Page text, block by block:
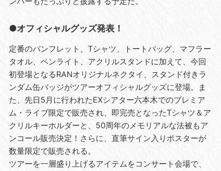
●オフィシャルグッズ発表！
定番のパンフレット、Tシャツ、トートバッグ、マフラー
タオル、ペンライト、アクリルスタンドに加えて、今回
初登場となるRANオリジナルネクタイ、スタンド付きラ
ンダム缶バッジがツアーオフィシャルグッズに登場。ま
た、先日5月に行われたEXシアター六本木でのプレミア
ム・ライブ限定で販売され、即完売となったTシャツ＆ア
クリルキーホルダーと、50周年のメモリアルな法被もア
ンコール販売決定！さらに、直筆サイン入りポスターが
数量限定で販売される。
ツアーを一層盛り上げるアイテムをコンサート会場で、